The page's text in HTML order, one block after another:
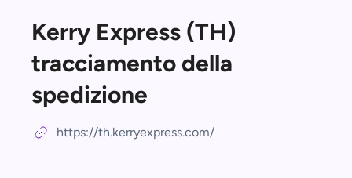
Kerry Express (TH)
tracciamento della
spedizione
https://th.kerryexpress.com/